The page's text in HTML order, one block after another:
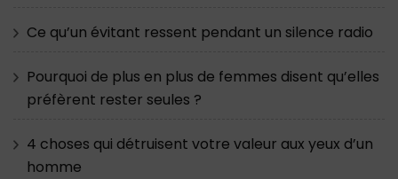
Ce qu’un évitant ressent pendant un silence radio
Pourquoi de plus en plus de femmes disent qu’elles
préfèrent rester seules ?
4 choses qui détruisent votre valeur aux yeux d’un
homme